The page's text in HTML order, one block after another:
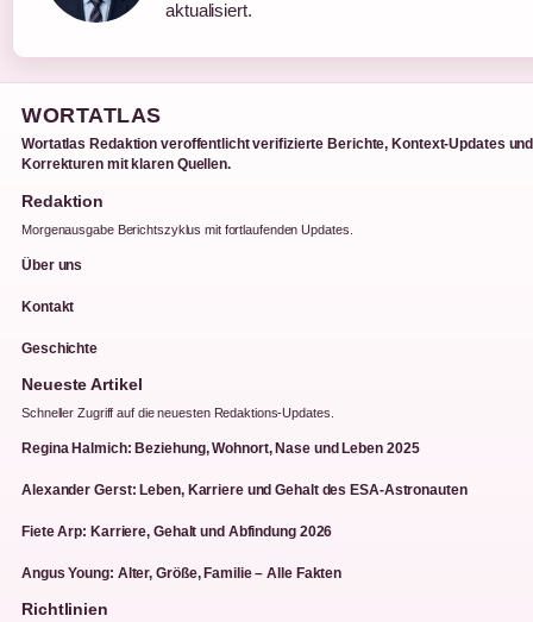
aktualisiert.
WORTATLAS
Wortatlas Redaktion veroffentlicht verifizierte Berichte, Kontext-Updates und
Korrekturen mit klaren Quellen.
Redaktion
Morgenausgabe Berichtszyklus mit fortlaufenden Updates.
Über uns
Kontakt
Geschichte
Neueste Artikel
Schneller Zugriff auf die neuesten Redaktions-Updates.
Regina Halmich: Beziehung, Wohnort, Nase und Leben 2025
Alexander Gerst: Leben, Karriere und Gehalt des ESA-Astronauten
Fiete Arp: Karriere, Gehalt und Abfindung 2026
Angus Young: Alter, Größe, Familie – Alle Fakten
Richtlinien